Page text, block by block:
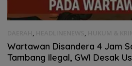
, ,
Wartawan Disandera 4 Jam
Tambang Ilegal, GWI Desak